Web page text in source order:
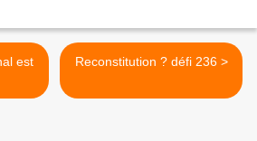
Reconstitution ? défi 236 >